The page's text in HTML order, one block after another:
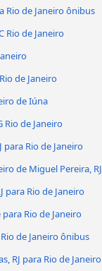
Rio de Janeiro ônibus
Rio de Janeiro
de Janeiro
de Iúna
Rio de Janeiro
Rio de Janeiro
de Miguel Pereira, RJ
para Rio de Janeiro
Rio de Janeiro
de Janeiro ônibus
RJ para Rio de Janeiro